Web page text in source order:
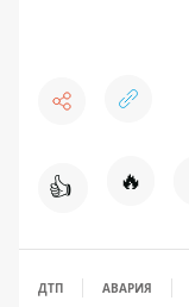
👍 🔥
ДТП АВАРИЯ